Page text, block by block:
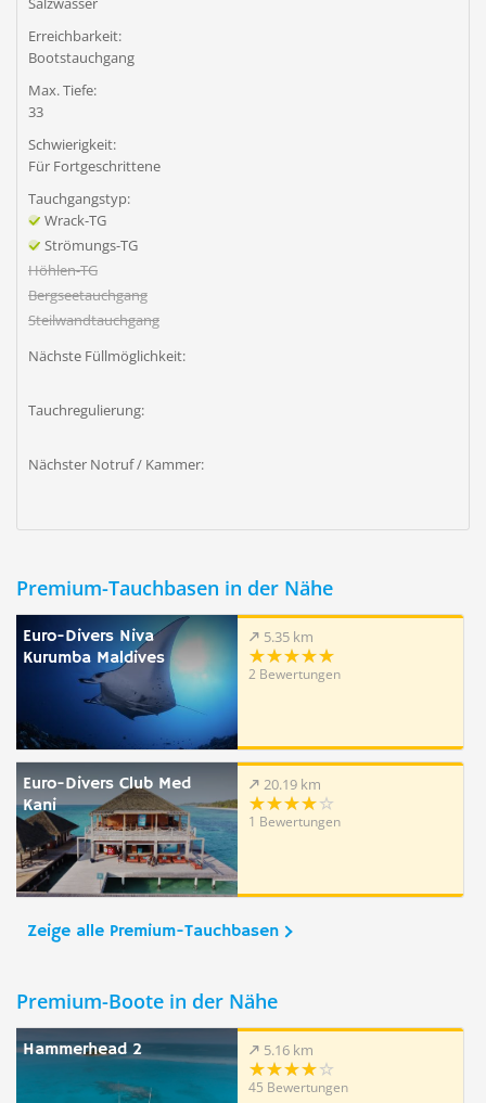
Erreichbarkeit:
Bootstauchgang
Max. Tiefe:
33
Schwierigkeit:
Für Fortgeschrittene
Tauchgangstyp:
Wrack-TG
Strömungs-TG
Höhlen-TG
Bergseetauchgang
Steilwandtauchgang
Nächste Füllmöglichkeit:
Tauchregulierung:
Nächster Notruf / Kammer:
Premium-Tauchbasen in der Nähe
Euro-Divers Niva
Kurumba Maldives
5.35 km
2 Bewertungen
Euro-Divers Club Med
Kani
20.19 km
1 Bewertungen
Zeige alle Premium-Tauchbasen
Premium-Boote in der Nähe
Hammerhead 2 5.16 km
45 Bewertungen